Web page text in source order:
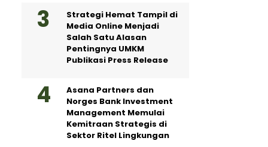
Strategi Hemat Tampil di
Media Online Menjadi
Salah Satu Alasan
Pentingnya UMKM
Publikasi Press Release
Asana Partners dan
Norges Bank Investment
Management Memulai
Kemitraan Strategis di
Sektor Ritel Lingkungan